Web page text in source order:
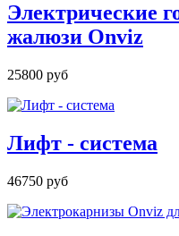
Электрические
жалюзи Onviz
25800 руб
Лифт - система
46750 руб